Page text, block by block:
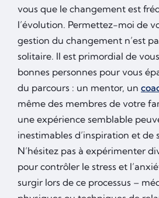
vous que le changement est
l’évolution. Permettez-moi de
gestion du changement n’est
solitaire. Il est primordial de
bonnes personnes pour vous
du parcours : un mentor, un
même des membres de votre
une expérience semblable
inestimables d’inspiration et de
N’hésitez pas à expérimenter
pour contrôler le stress et
surgir lors de ce processus –